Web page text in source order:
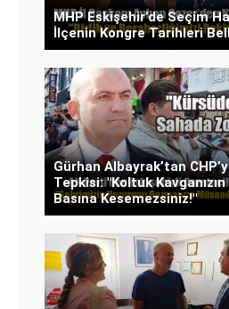
MHP Eskişehir’de Seçim
İlçenin Kongre Tarihleri
Gürhan Albayrak’tan
Tepkisi: "Koltuk Kavganızın
Basına Kesemezsiniz!"